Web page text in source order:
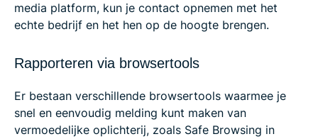
media platform, kun je contact opnemen met het
echte bedrijf en het hen op de hoogte brengen.
Rapporteren via browsertools
Er bestaan verschillende browsertools waarmee je
snel en eenvoudig melding kunt maken van
vermoedelijke oplichterij, zoals Safe Browsing in